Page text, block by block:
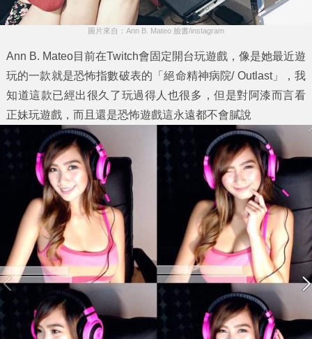
圖片來自：Ann B. Mateo 臉書/instagram
Ann B. Mateo目前在Twitch會固定開台玩遊戲，像是她最近遊
玩的一款就是恐怖指數破表的「絕命精神病院/ Outlast」，我
知道這款已經出很久了玩過得人也很多，但是對阿漆而言看
正妹玩遊戲，而且還是恐怖遊戲這永遠都不會膩說